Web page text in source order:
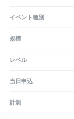
イベント種別
規模
レベル
当日申込
計測